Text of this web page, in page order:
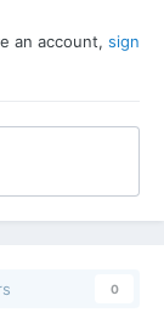
an account, sign
0